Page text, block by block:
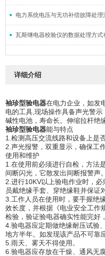
电力系统电压与无功补偿故障处理
瓦斯继电器校验仪的数据处理方式
详细介绍
袖珍型验电器在电力企业，如发
电的工具,现场操作具备声光警
碱性电池，寿命长。伸缩拉杆绝
袖珍型验电器能与特点
1.检测高压交流线路和设备上是
2.声光报警，双重显示，确保工作
使用和维护
1.在使用前必须进行自检，方法
间断闪光，它散发出间断报警声
2.进行10KV以上验电作业时，
员戴绝缘手套、穿绝缘鞋并保证
3.工作人员在使用时，要手握绝
效长度，并根据《电业安全工作
检验，验证验电器确实性能完好
4.验电器应定期做绝缘耐压试验
地方半年。如发现该产品不可靠
5.雨天、雾天不得使用。
6.验电器应存放在干燥、通风无